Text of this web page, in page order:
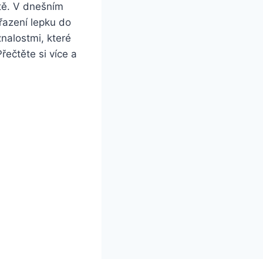
V dnešním
lepku do
které
si více a